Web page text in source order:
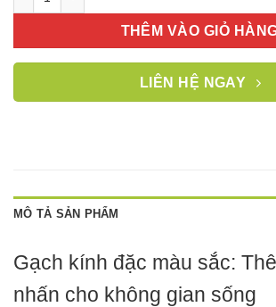
THÊM VÀO GIỎ
LIÊN HỆ NGAY
MÔ TẢ SẢN PHẨM
Gạch kính đặc màu sắc:
nhấn cho không gian sống